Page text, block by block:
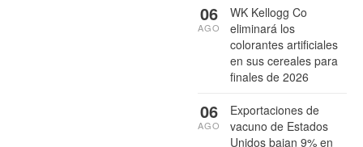
WK Kellogg Co
eliminará los
colorantes artificiales
en sus cereales para
finales de 2026
06
AGO
Exportaciones de
vacuno de Estados
Unidos bajan 9% en
06
AGO